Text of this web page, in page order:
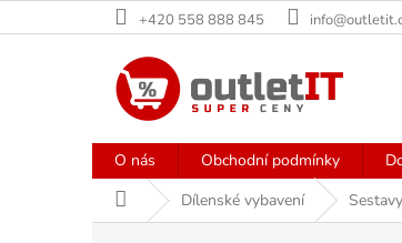
na
+420 558 888 845
O nás Obchodní podmínky
Domů Dílenské vybavení